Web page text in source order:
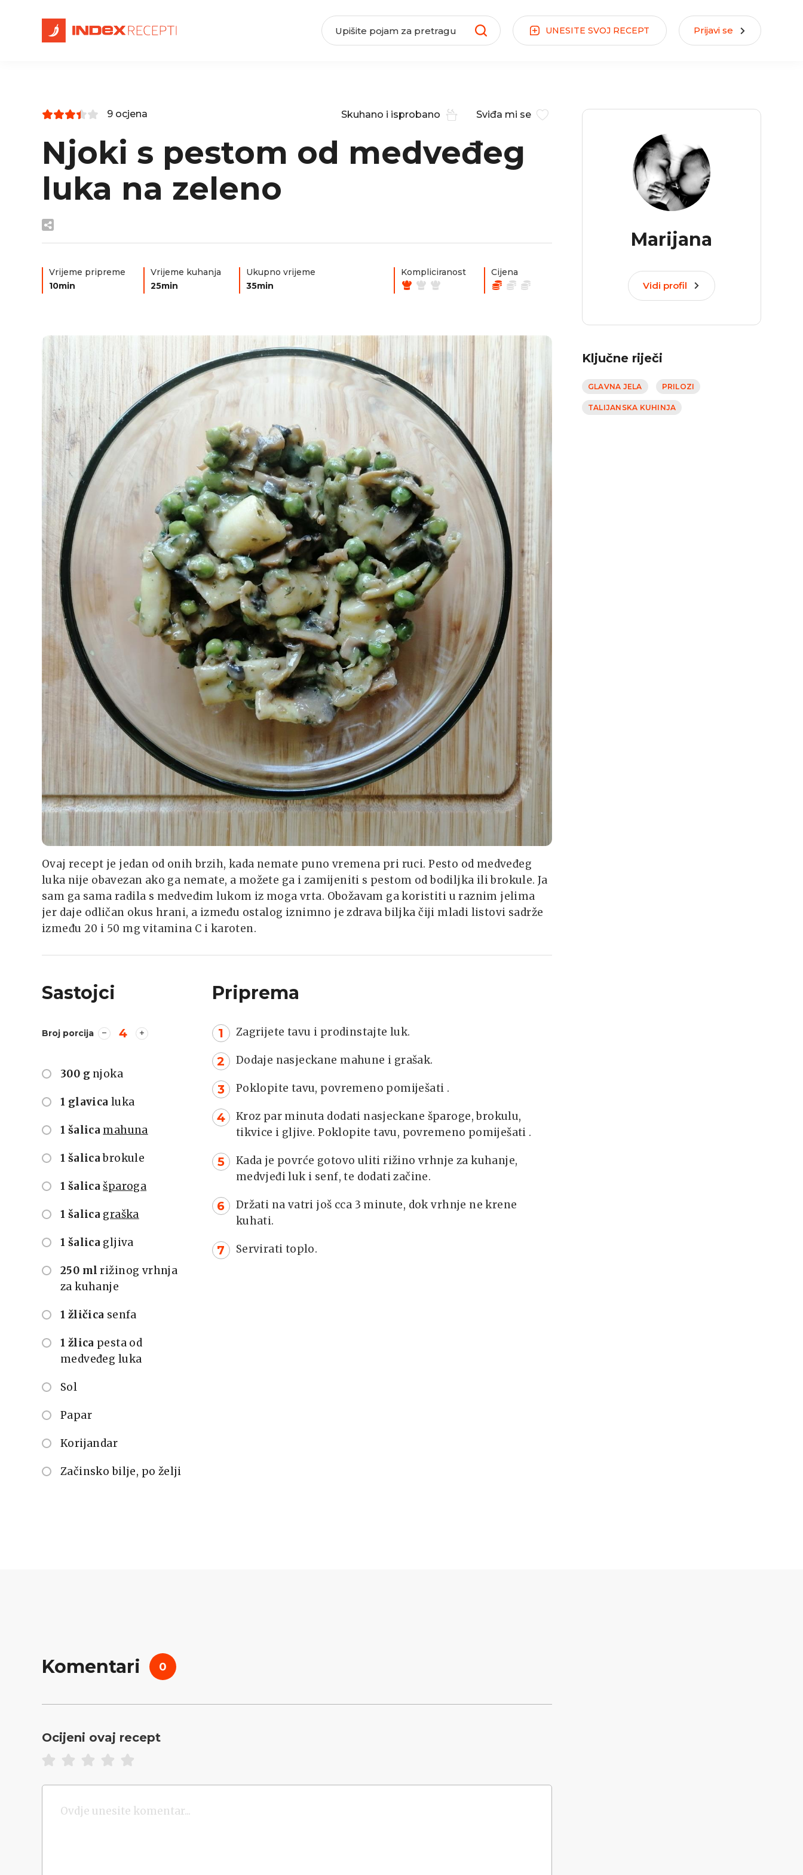
UNESITE SVOJ RECEPT Prijavi se
9 ocjena Skuhano i isprobano Sviđa mi se
Njoki s pestom od medveđeg
luka na zeleno
Vrijeme pripreme
10min
Vrijeme kuhanja
25min
Ukupno vrijeme
35min
Kompliciranost Cijena
Ovaj recept je jedan od onih brzih, kada nemate puno vremena pri ruci. Pesto od medveđeg
luka nije obavezan ako ga nemate, a možete ga i zamijeniti s pestom od bodiljka ili brokule. Ja
sam ga sama radila s medveđim lukom iz moga vrta. Obožavam ga koristiti u raznim jelima
jer daje odličan okus hrani, a između ostalog iznimno je zdrava biljka čiji mladi listovi sadrže
između 20 i 50 mg vitamina C i karoten.
Sastojci
Broj porcija 4
300 g njoka
1 glavica luka
1 šalica mahuna
1 šalica brokule
1 šalica šparoga
1 šalica graška
1 šalica gljiva
250 ml rižinog vrhnja
za kuhanje
1 žličica senfa
1 žlica pesta od
medveđeg luka
Sol
Papar
Korijandar
Začinsko bilje, po želji
Priprema
Zagrijete tavu i prodinstajte luk.
Dodaje nasjeckane mahune i grašak.
Poklopite tavu, povremeno pomiješati .
Kroz par minuta dodati nasjeckane šparoge, brokulu,
tikvice i gljive. Poklopite tavu, povremeno pomiješati .
Kada je povrće gotovo uliti rižino vrhnje za kuhanje,
medvjeđi luk i senf, te dodati začine.
Držati na vatri još cca 3 minute, dok vrhnje ne krene
kuhati.
Servirati toplo.
Marijana
Vidi profil
Ključne riječi
GLAVNA JELA PRILOZI
TALIJANSKA KUHINJA
Komentari 0
Ocijeni ovaj recept